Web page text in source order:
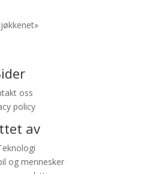
oss
policy
av
og mennesker